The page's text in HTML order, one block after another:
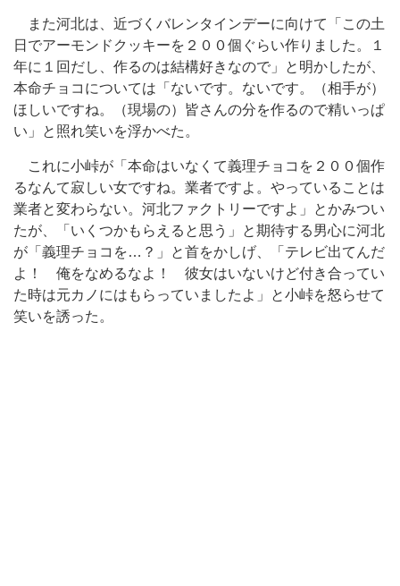
また河北は、近づくバレンタインデーに向けて「この土
日でアーモンドクッキーを２００個ぐらい作りました。１
年に１回だし、作るのは結構好きなので」と明かしたが、
本命チョコについては「ないです。ないです。（相手が）
ほしいですね。（現場の）皆さんの分を作るので精いっぱ
い」と照れ笑いを浮かべた。
これに小峠が「本命はいなくて義理チョコを２００個作
るなんて寂しい女ですね。業者ですよ。やっていることは
業者と変わらない。河北ファクトリーですよ」とかみつい
たが、「いくつかもらえると思う」と期待する男心に河北
が「義理チョコを…？」と首をかしげ、「テレビ出てんだ
よ！ 俺をなめるなよ！ 彼女はいないけど付き合ってい
た時は元カノにはもらっていましたよ」と小峠を怒らせて
笑いを誘った。